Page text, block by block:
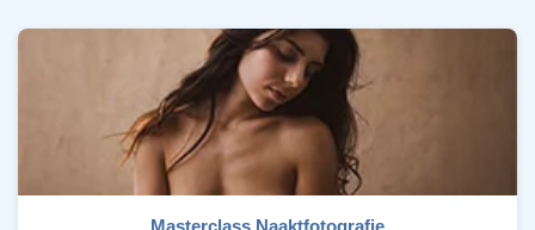
Masterclass Naaktfotografie